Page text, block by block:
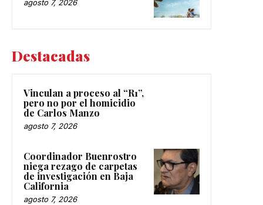
agosto 7, 2026
Destacadas
Vinculan a proceso al “R1”,
pero no por el homicidio
de Carlos Manzo
agosto 7, 2026
Coordinador Buenrostro
niega rezago de carpetas
de investigación en Baja
California
agosto 7, 2026